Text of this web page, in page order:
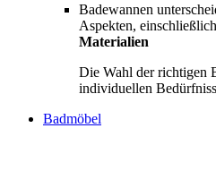
Badewannen
Aspekten,
Materialien
Die Wahl der richtigen
individuellen
Badmöbel